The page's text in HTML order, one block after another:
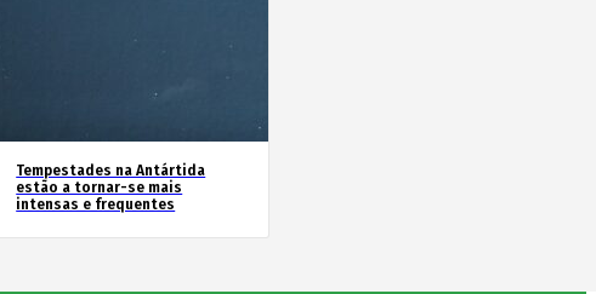
Tempestades na Antártida
estão a tornar-se mais
intensas e frequentes